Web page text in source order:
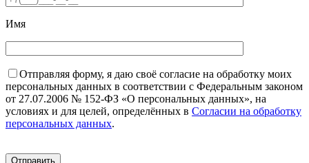
Имя
Отправляя форму, я даю своё согласие на обработку моих
персональных данных в соответствии с Федеральным законом
от 27.07.2006 № 152-ФЗ «О персональных данных», на
условиях и для целей, определённых в Согласии на обработку
персональных данных.